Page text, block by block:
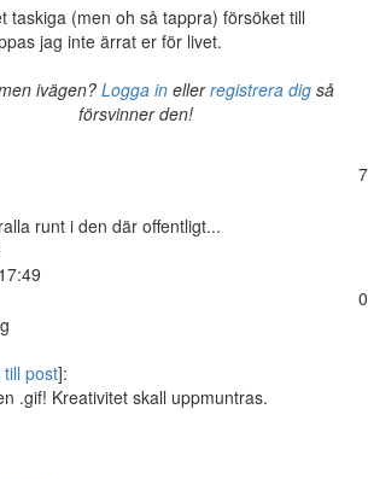
taskiga (men oh så tappra) försöket till
jag inte ärrat er för livet.
ivägen?Logga inellerregistrera digså
försvinner den!
7
runt i den där offentligt...
0
till post]:
.gif! Kreativitet skall uppmuntras.